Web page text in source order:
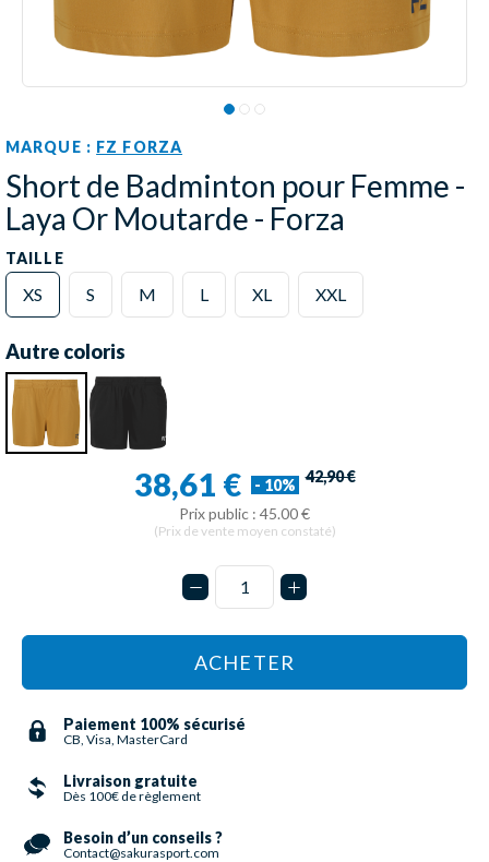
MARQUE : FZ FORZA
Short de Badminton pour Femme -
Laya Or Moutarde - Forza
TAILLE
XS S M L XL XXL
Autre coloris
38,61 € - 10% 42,90 €
Prix public : 45.00 €
(Prix de vente moyen constaté)
ACHETER
Paiement 100% sécurisé
CB, Visa, MasterCard
Livraison gratuite
Dès 100€ de règlement
Besoin d’un conseils ?
Contact@sakurasport.com